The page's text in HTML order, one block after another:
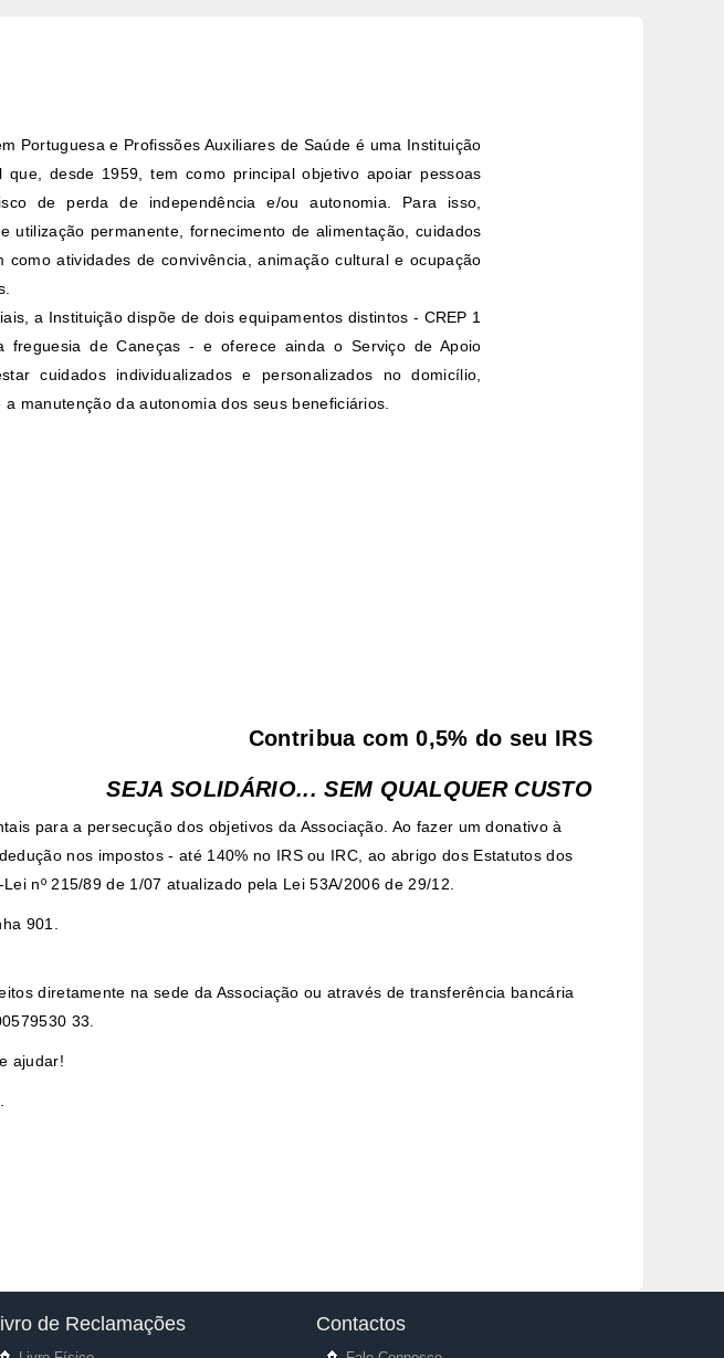
Portuguesa e Profissões Auxiliares de Saúde é uma Instituição
que, desde 1959, tem como principal objetivo apoiar pessoas
de perda de independência e/ou autonomia. Para isso,
utilização permanente, fornecimento de alimentação, cuidados
atividades de convivência, animação cultural e ocupação
a Instituição dispõe de dois equipamentos distintos - CREP 1
freguesia de Caneças - e oferece ainda o Serviço de Apoio
cuidados individualizados e personalizados no domicílio,
manutenção da autonomia dos seus beneficiários.
Contribua com 0,5% do seu IRS
SEJA SOLIDÁRIO... SEM QUALQUER CUSTO
para a persecução dos objetivos da Associação. Ao fazer um donativo à
nos impostos - até 140% no IRS ou IRC, ao abrigo dos Estatutos dos
nº 215/89 de 1/07 atualizado pela Lei 53A/2006 de 29/12.
901.
diretamente na sede da Associação ou através de transferência bancária
33.
ajudar!
de Reclamações Contactos